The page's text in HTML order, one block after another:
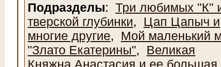
Подразделы: Три любимых "К"
тверской глубинки,
Цап Цапыч и
многие другие,
Мой маленький
"Злато Екатерины",
Великая
Княжна Анастасия и ее большая